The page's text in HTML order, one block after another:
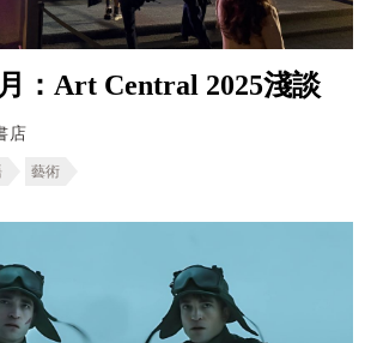
：Art Central 2025淺談
店
藝術